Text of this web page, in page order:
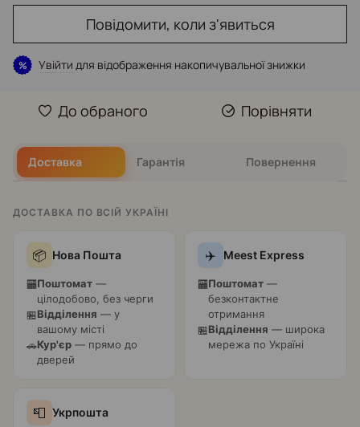
Повідомити, коли з'явиться
% Увійти для відображення накопичувальної знижки
До обраного Порівняти
Доставка Гарантія Повернення
ДОСТАВКА ПО ВСІЙ УКРАЇНІ
📦 Нова Пошта
🏧Поштомат —
цілодобово, без черги
🏪Відділення — у
вашому місті
🚗Кур'єр — прямо до
дверей
✈️ Meest Express
🏧Поштомат —
безконтактне
отримання
🏪Відділення — широка
мережа по Україні
📮 Укрпошта